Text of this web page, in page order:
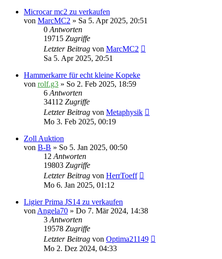
Microcar mc2 zu verkaufen
von MarcMC2 » Sa 5. Apr 2025, 20:51
0Antworten
19715 Zugriffe
Letzter Beitrag von MarcMC2
Sa 5. Apr 2025, 20:51
Hammerkarre für echt kleine Kopeke
von rolf.g3 » So 2. Feb 2025, 18:59
6Antworten
34112 Zugriffe
Letzter Beitrag von Metaphysik
Mo 3. Feb 2025, 00:19
Zoll Auktion
von B-B » So 5. Jan 2025, 00:50
12Antworten
19803 Zugriffe
Letzter Beitrag von HerrToeff
Mo 6. Jan 2025, 01:12
Ligier Prima JS14 zu verkaufen
vonAngela70 » Do 7. Mär 2024, 14:38
3Antworten
19578 Zugriffe
Letzter Beitrag von Optima21149
Mo 2. Dez 2024, 04:33